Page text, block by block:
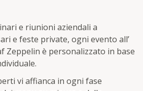
e riunioni aziendali a
e feste private, ogni evento all’
Zeppelin è personalizzato in base
vi affianca in ogni fase